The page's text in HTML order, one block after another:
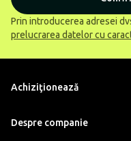
Prin introducerea adresei
prelucrarea datelor cu
Achiziţionează
Despre companie